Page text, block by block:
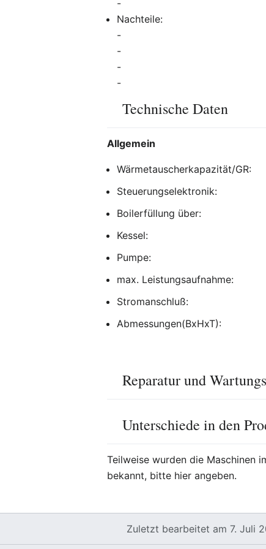
-
Nachteile:
-
-
-
-
Technische Daten
Allgemein
Wärmetauscherkapazität/GR:
Steuerungselektronik:
Boilerfüllung über:
Kessel:
Pumpe:
max. Leistungsaufnahme:
Stromanschluß:
Abmessungen(BxHxT):
Reparatur und
Unterschiede in den
Teilweise wurden die Maschinen
bekannt, bitte hier angeben.
Zuletzt bearbeitet am 7. Juli